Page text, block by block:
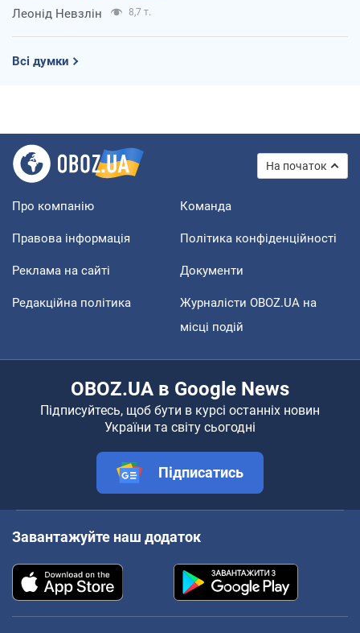
Леонід Невзлін 8,7 т.
Всі думки
На початок
Про компанію Команда
Правова інформація Політика конфіденційності
Реклама на сайті Документи
Редакційна політика
Журналісти OBOZ.UA на
місці подій
OBOZ.UA в Google News
Підписуйтесь, щоб бути в курсі останніх новин
України та світу сьогодні
Підписатись
Завантажуйте наш додаток